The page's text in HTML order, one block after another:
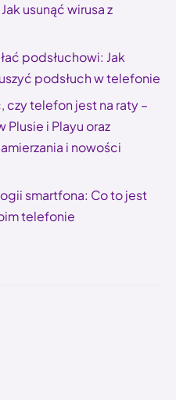
usunąć wirusa z
podsłuchowi: Jak
podsłuch w telefonie
czy telefon jest na raty –
i Playu oraz
i nowości
smartfona: Co to jest
telefonie